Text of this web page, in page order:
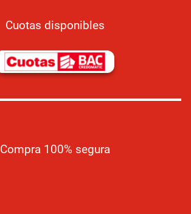
Cuotas disponibles
Compra 100% segura